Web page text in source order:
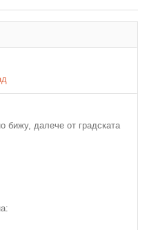
бижу, далече от градската